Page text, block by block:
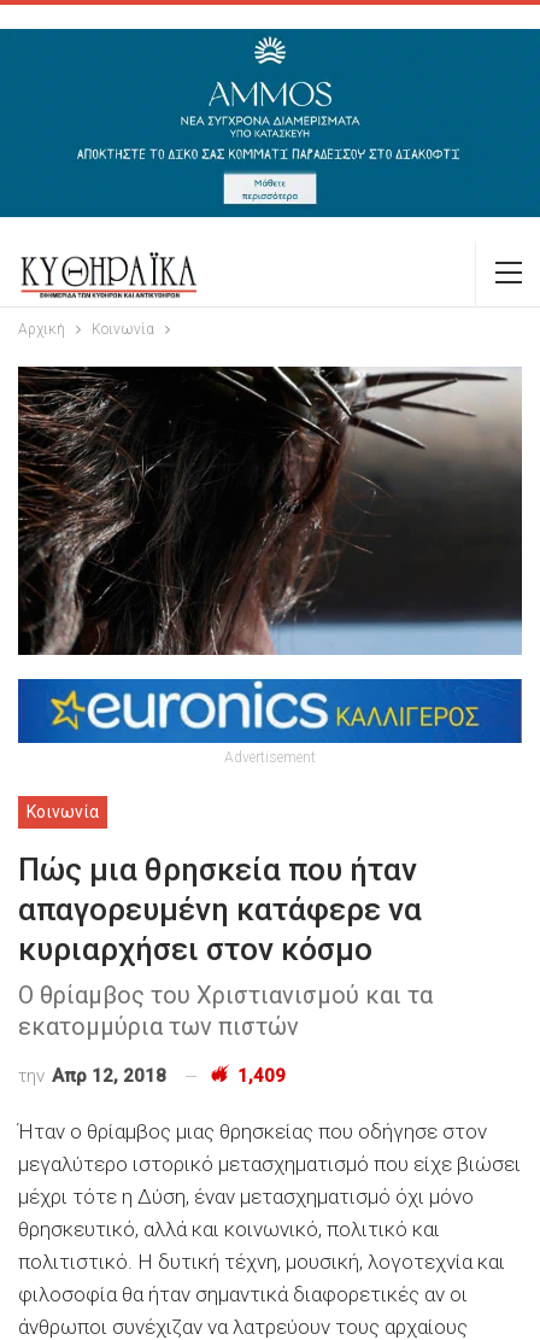
Αρχική Κοινωνία
Advertisement
Κοινωνία
Πώς μια θρησκεία που ήταν
απαγορευμένη κατάφερε να
κυριαρχήσει στον κόσμο
Ο θρίαμβος του Χριστιανισμού και τα
εκατομμύρια των πιστών
την Απρ 12, 2018 1,409
Ήταν ο θρίαμβος μιας θρησκείας που οδήγησε στον
μεγαλύτερο ιστορικό μετασχηματισμό που είχε βιώσει
μέχρι τότε η Δύση, έναν μετασχηματισμό όχι μόνο
θρησκευτικό, αλλά και κοινωνικό, πολιτικό και
πολιτιστικό. Η δυτική τέχνη, μουσική, λογοτεχνία και
φιλοσοφία θα ήταν σημαντικά διαφορετικές αν οι
άνθρωποι συνέχιζαν να λατρεύουν τους αρχαίους